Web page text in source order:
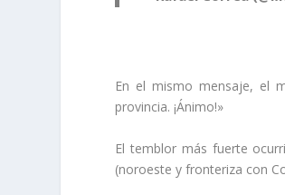
En el mismo mensaje, el
provincia. ¡Ánimo!»
El temblor más fuerte
(noroeste y fronteriza con